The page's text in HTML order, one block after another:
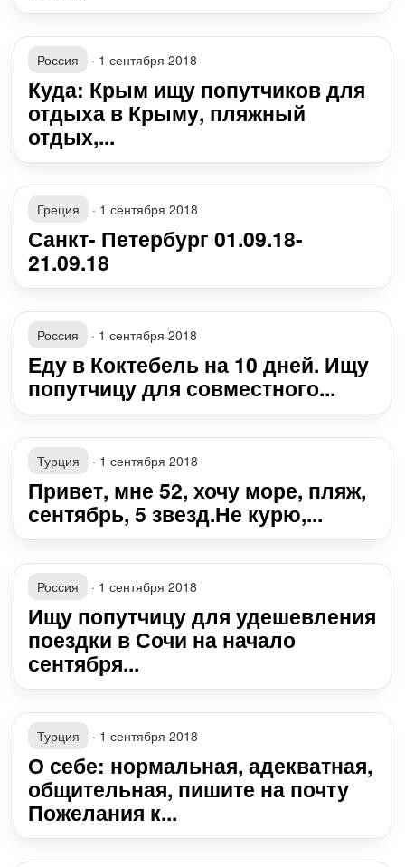
Россия · 1 сентября 2018
Куда: Крым ищу попутчиков для
отдыха в Крыму, пляжный
отдых,...
Греция · 1 сентября 2018
Санкт- Петербург 01.09.18-
21.09.18
Россия · 1 сентября 2018
Еду в Коктебель на 10 дней. Ищу
попутчицу для совместного...
Турция · 1 сентября 2018
Привет, мне 52, хочу море, пляж,
сентябрь, 5 звезд.Не курю,...
Россия · 1 сентября 2018
Ищу попутчицу для удешевления
поездки в Сочи на начало
сентября...
Турция · 1 сентября 2018
О себе: нормальная, адекватная,
общительная, пишите на почту
Пожелания к...